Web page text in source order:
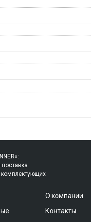
поставка
О компании
Контакты